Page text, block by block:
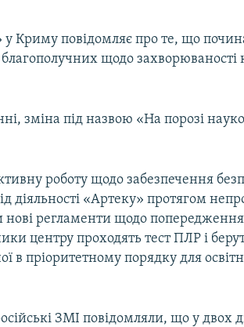
Криму повідомляє про те, що
благополучних щодо захворюваності
зміна під назвою «На порозі
роботу щодо забезпечення
діяльності «Артеку» протягом
нові регламенти щодо
центру проходять тест ПЛР і
в пріоритетному порядку для
ЗМІ повідомляли, що у двох